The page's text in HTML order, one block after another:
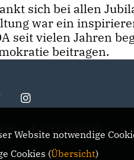
sich bei allen
war ein
seit vielen Jahren
beitragen.
DATENSCHUTZ
Website notwendige
Cookies (Übersicht)